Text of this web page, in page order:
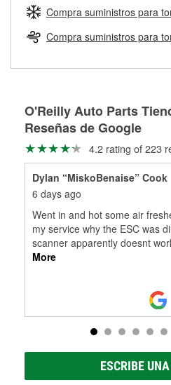
Más información sobre el
Herramientas de O'Reilly
medirán tus tambores o discos
ser rectificados con seguridad.
pueden ser reutilizados,
partes de reemplazo correctas
Rectificación de tambores y
Compra suministros para
Compra suministros para
O'Reilly Auto Parts
Reseñas de Google
4.2 rating of 223
Dylan “MiskoBenaise” Cook
6 days ago
Went in and hot some air
my service why the ESC was
scanner apparently doesnt
More
ESCRIBE